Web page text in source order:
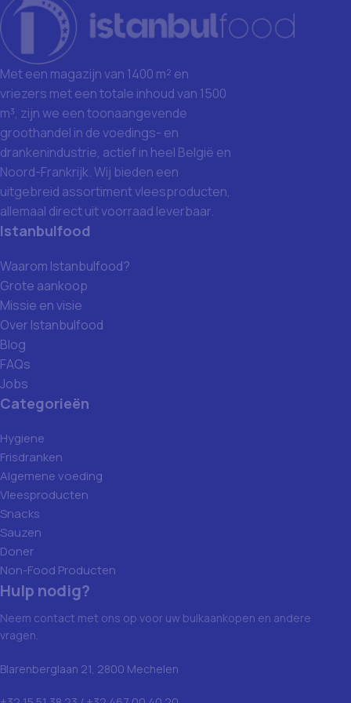
Met een magazijn van 1400 m² en
vriezers met een totale inhoud van 1500
m³, zijn we een toonaangevende
groothandel in de voedings- en
drankenindustrie, actief in heel België en
Noord-Frankrijk. Wij bieden een
uitgebreid assortiment vleesproducten,
allemaal direct uit voorraad leverbaar.
Istanbulfood
Waarom Istanbulfood?
Grote aankoop
Missie en visie
Over Istanbulfood
Blog
FAQs
Jobs
Categorieën
Hygiene
Frisdranken
Algemene voeding
Vleesproducten
Snacks
Sauzen
Doner
Non-Food Producten
Hulp nodig?
Neem contact met ons op voor uw bulkaankopen en andere
vragen.
Blarenberglaan 21, 2800 Mechelen